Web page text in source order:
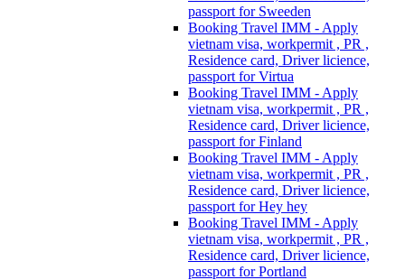
passport for Sweeden
Booking Travel IMM - Apply
vietnam visa, workpermit , PR ,
Residence card, Driver licience,
passport for Virtua
Booking Travel IMM - Apply
vietnam visa, workpermit , PR ,
Residence card, Driver licience,
passport for Finland
Booking Travel IMM - Apply
vietnam visa, workpermit , PR ,
Residence card, Driver licience,
passport for Hey hey
Booking Travel IMM - Apply
vietnam visa, workpermit , PR ,
Residence card, Driver licience,
passport for Portland